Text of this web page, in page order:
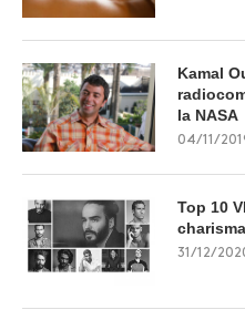
Kamal
la NASA
04/11/
Top 10
31/12/